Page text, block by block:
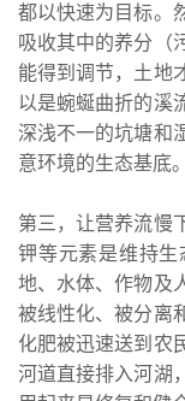
都以快速为目标。
吸收其中的养分（
能得到调节，土地
以是蜿蜒曲折的溪
深浅不一的坑塘和
意环境的生态基底。
第三，让营养流慢
钾等元素是维持
地、水体、作物及
被线性化、被分离
化肥被迅速送到农
河道直接排入河湖